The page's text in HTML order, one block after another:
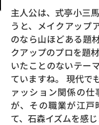
主人公は、式亭小三
うと、メイクアップ
のなら山ほどある題
クアップのプロを題
いたことのないテー
ていますね。 現代で
ァッション関係の
が、その職業が江戸
て、石森イズムを感じ